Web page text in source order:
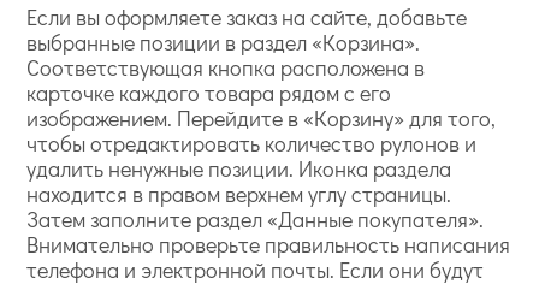
Если вы оформляете заказ на сайте, добавьте
выбранные позиции в раздел «Корзина».
Соответствующая кнопка расположена в
карточке каждого товара рядом с его
изображением. Перейдите в «Корзину» для того,
чтобы отредактировать количество рулонов и
удалить ненужные позиции. Иконка раздела
находится в правом верхнем углу страницы.
Затем заполните раздел «Данные покупателя».
Внимательно проверьте правильность написания
телефона и электронной почты. Если они будут